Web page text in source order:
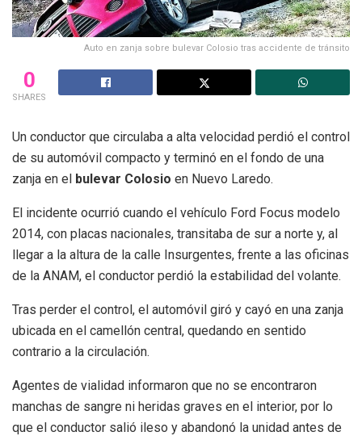
Auto en zanja sobre bulevar Colosio tras accidente de tránsito
0
SHARES
Un conductor que circulaba a alta velocidad perdió el control
de su automóvil compacto y terminó en el fondo de una
zanja en el bulevar Colosio en Nuevo Laredo.
El incidente ocurrió cuando el vehículo Ford Focus modelo
2014, con placas nacionales, transitaba de sur a norte y, al
llegar a la altura de la calle Insurgentes, frente a las oficinas
de la ANAM, el conductor perdió la estabilidad del volante.
Tras perder el control, el automóvil giró y cayó en una zanja
ubicada en el camellón central, quedando en sentido
contrario a la circulación.
Agentes de vialidad informaron que no se encontraron
manchas de sangre ni heridas graves en el interior, por lo
que el conductor salió ileso y abandonó la unidad antes de